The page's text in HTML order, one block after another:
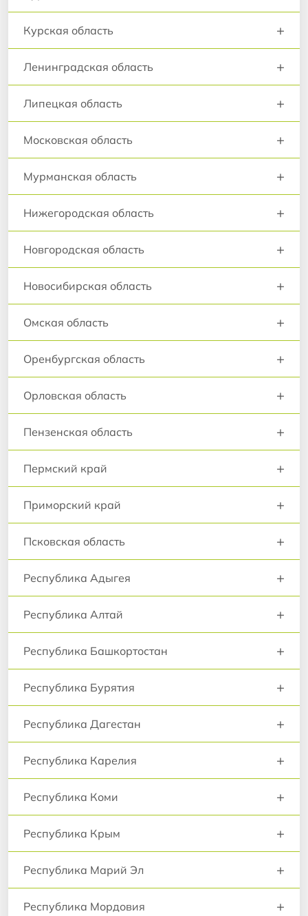
Курская область +
Ленинградская область +
Липецкая область +
Московская область +
Мурманская область +
Нижегородская область +
Новгородская область +
Новосибирская область +
Омская область +
Оренбургская область +
Орловская область +
Пензенская область +
Пермский край +
Приморский край +
Псковская область +
Республика Адыгея +
Республика Алтай +
Республика Башкортостан +
Республика Бурятия +
Республика Дагестан +
Республика Карелия +
Республика Коми +
Республика Крым +
Республика Марий Эл +
Республика Мордовия +